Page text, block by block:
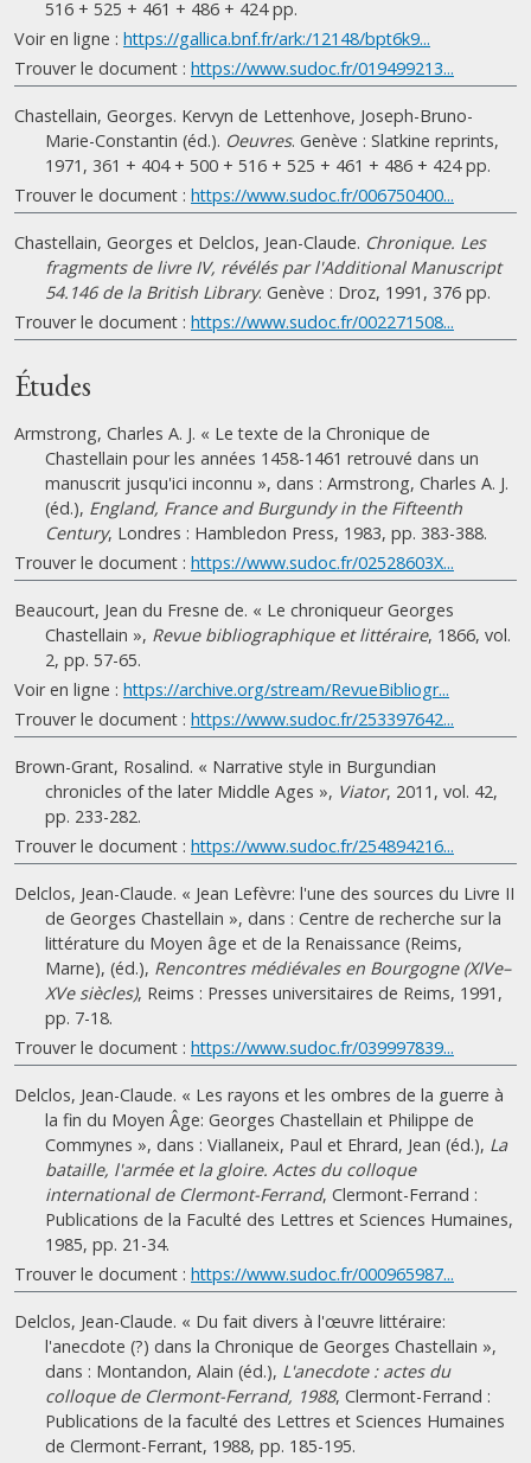
516 + 525 + 461 + 486 + 424 pp.
Voir en ligne : https://gallica.bnf.fr/ark:/12148/bpt6k9...
Trouver le document : https://www.sudoc.fr/019499213...
Chastellain, Georges. Kervyn de Lettenhove, Joseph-Bruno-
Marie-Constantin (éd.). Oeuvres. Genève : Slatkine reprints,
1971, 361 + 404 + 500 + 516 + 525 + 461 + 486 + 424 pp.
Trouver le document : https://www.sudoc.fr/006750400...
Chastellain, Georges et Delclos, Jean-Claude. Chronique. Les
fragments de livre IV, révélés par l'Additional Manuscript
54.146 de la British Library. Genève : Droz, 1991, 376 pp.
Trouver le document : https://www.sudoc.fr/002271508...
Études
Armstrong, Charles A. J. « Le texte de la Chronique de
Chastellain pour les années 1458-1461 retrouvé dans un
manuscrit jusqu'ici inconnu », dans : Armstrong, Charles A. J.
(éd.), England, France and Burgundy in the Fifteenth
Century, Londres : Hambledon Press, 1983, pp. 383-388.
Trouver le document : https://www.sudoc.fr/02528603X...
Beaucourt, Jean du Fresne de. « Le chroniqueur Georges
Chastellain », Revue bibliographique et littéraire, 1866, vol.
2, pp. 57-65.
Voir en ligne : https://archive.org/stream/RevueBibliogr...
Trouver le document : https://www.sudoc.fr/253397642...
Brown-Grant, Rosalind. « Narrative style in Burgundian
chronicles of the later Middle Ages », Viator, 2011, vol. 42,
pp. 233-282.
Trouver le document : https://www.sudoc.fr/254894216...
Delclos, Jean-Claude. « Jean Lefèvre: l'une des sources du Livre II
de Georges Chastellain », dans : Centre de recherche sur la
littérature du Moyen âge et de la Renaissance (Reims,
Marne), (éd.), Rencontres médiévales en Bourgogne (XIVe–
XVe siècles), Reims : Presses universitaires de Reims, 1991,
pp. 7-18.
Trouver le document : https://www.sudoc.fr/039997839...
Delclos, Jean-Claude. « Les rayons et les ombres de la guerre à
la fin du Moyen Âge: Georges Chastellain et Philippe de
Commynes », dans : Viallaneix, Paul et Ehrard, Jean (éd.), La
bataille, l'armée et la gloire. Actes du colloque
international de Clermont-Ferrand, Clermont-Ferrand :
Publications de la Faculté des Lettres et Sciences Humaines,
1985, pp. 21-34.
Trouver le document : https://www.sudoc.fr/000965987...
Delclos, Jean-Claude. « Du fait divers à l'œuvre littéraire:
l'anecdote (?) dans la Chronique de Georges Chastellain »,
dans : Montandon, Alain (éd.), L'anecdote : actes du
colloque de Clermont-Ferrand, 1988, Clermont-Ferrand :
Publications de la faculté des Lettres et Sciences Humaines
de Clermont-Ferrant, 1988, pp. 185-195.